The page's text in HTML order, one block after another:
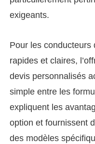
exigeants.
Pour les conducteurs
rapides et claires,
devis personnalisés
simple entre les
expliquent les
option et fournissent
des modèles